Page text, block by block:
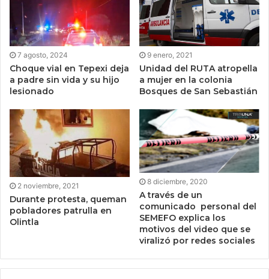
7 agosto, 2024
Choque vial en Tepexi deja
a padre sin vida y su hijo
lesionado
9 enero, 2021
Unidad del RUTA atropella
a mujer en la colonia
Bosques de San Sebastián
2 noviembre, 2021
Durante protesta, queman
pobladores patrulla en
Olintla
8 diciembre, 2020
A través de un
comunicado personal del
SEMEFO explica los
motivos del video que se
viralizó por redes sociales